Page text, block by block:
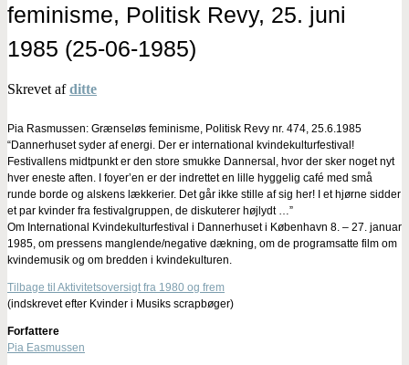
feminisme, Politisk Revy, 25. juni
1985 (25-06-1985)
Skrevet afditte
Pia Rasmussen: Grænseløs feminisme, Politisk Revy nr. 474, 25.6.1985
“Dannerhuset syder af energi. Der er international kvindekulturfestival!
Festivallens midtpunkt er den store smukke Dannersal, hvor der sker noget nyt
hver eneste aften. I foyer’en er der indrettet en lille hyggelig café med små
runde borde og alskens lækkerier. Det går ikke stille af sig her! I et hjørne sidder
et par kvinder fra festivalgruppen, de diskuterer højlydt …”
Om International Kvindekulturfestival i Dannerhuset i København 8. – 27. januar
1985, om pressens manglende/negative dækning, om de programsatte film om
kvindemusik og om bredden i kvindekulturen.
Tilbage til Aktivitetsoversigt fra 1980 og frem
(indskrevet efter Kvinder i Musiks scrapbøger)
Forfattere
Pia Easmussen